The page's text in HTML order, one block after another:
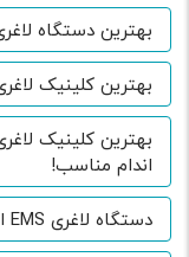
بهترین دستگاه
بهترین کلینیک
بهترین کلینیک
اندام مناسب!
دستگاه لاغری EMS استان مازندران